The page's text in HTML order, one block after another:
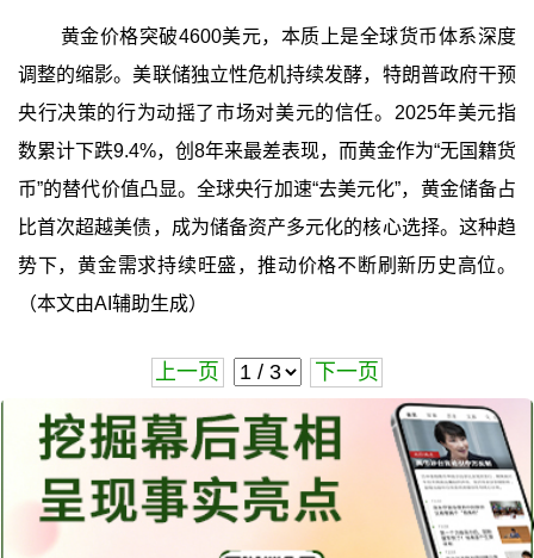
黄金价格突破4600美元，本质上是全球货币体系深度
调整的缩影。美联储独立性危机持续发酵，特朗普政府干预
央行决策的行为动摇了市场对美元的信任。2025年美元指
数累计下跌9.4%，创8年来最差表现，而黄金作为“无国籍货
币”的替代价值凸显。全球央行加速“去美元化”，黄金储备占
比首次超越美债，成为储备资产多元化的核心选择。这种趋
势下，黄金需求持续旺盛，推动价格不断刷新历史高位。
（本文由AI辅助生成）
上一页 下一页